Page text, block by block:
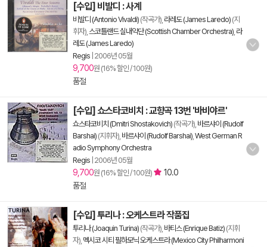
[수입] 비발디 : 사계
비발디 (Antonio Vivaldi) (작곡가), 라레도 (James Laredo) (지
휘자), 스코틀랜드 실내악단 (Scottish Chamber Orchestra) 라
레도 (James Laredo)
Regis 2006년 05월
9,700원 (16% 할인 / 100원)
품절
[수입] 쇼스타코비치 : 교향곡 13번 '바비야르'
쇼스타코비치 (Dmitri Shostakovich) (작곡가), 바르샤이 (Rudolf
Barshai) (지휘자), 바르샤이 (Rudolf Barshai) West German R
adio Symphony Orchestra
Regis 2006년 05월
9,700원 (16% 할인 / 100원)
10.0
품절
[수입] 투리나 : 오케스트라 작품집
투리나 (Joaquin Turina) (작곡가), 바티스 (Enrique Batiz) (지휘
자), 멕시코 시티 필하모닉 오케스트라 (Mexico City Philharmoni